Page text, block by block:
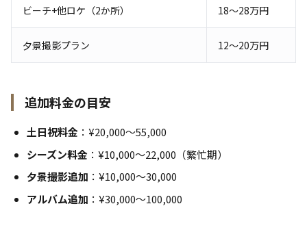
ビーチ+他ロケ（2か所） 18〜28万円
夕景撮影プラン 12〜20万円
追加料金の目安
土日祝料金 ：¥20,000〜55,000
シーズン料金 ：¥10,000〜22,000（繁忙期）
夕景撮影追加 ：¥10,000〜30,000
アルバム追加 ：¥30,000〜100,000